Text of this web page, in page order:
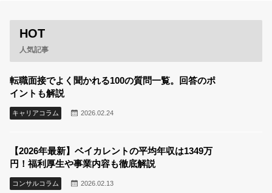
HOT
人気記事
転職面接でよく聞かれる100の質問一覧。回答のポ
イントも解説
キャリアコラム 2026.02.24
【2026年最新】ベイカレントの平均年収は1349万
円！福利厚生や事業内容も徹底解説
コンサルコラム 2026.02.13